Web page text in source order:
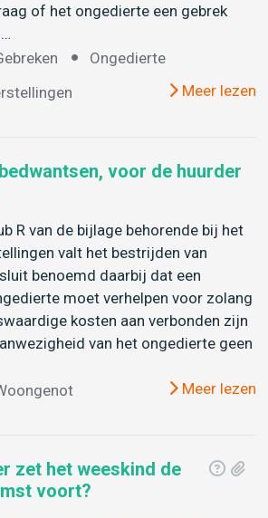
of het ongedierte een gebrek
Ongedierte
Meer lezen
voor de huurder
R van de bijlage behorende bij het
valt het bestrijden van
benoemd daarbij dat een
moet verhelpen voor zolang
kosten aan verbonden zijn
van het ongedierte geen
Meer lezen
zet het weeskind de
voort?